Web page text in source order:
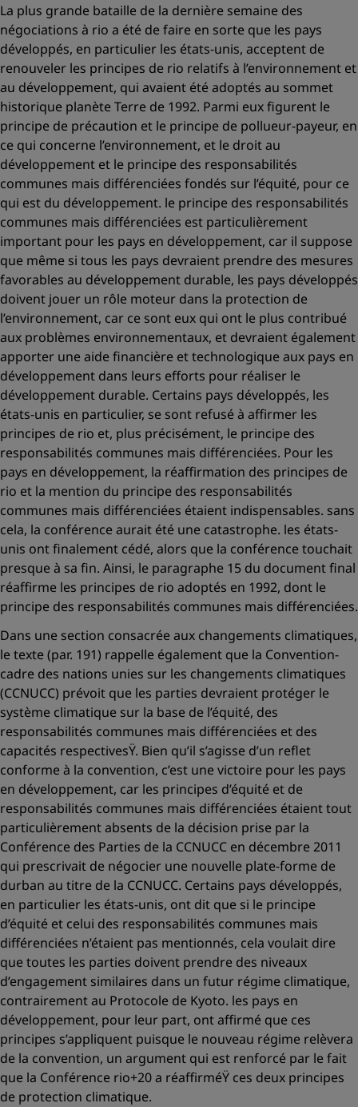
La plus grande bataille de la dernière semaine des
négociations à rio a été de faire en sorte que les pays
développés, en particulier les états-unis, acceptent de
renouveler les principes de rio relatifs à l’environnement et
au développement, qui avaient été adoptés au sommet
historique planète Terre de 1992. Parmi eux figurent le
principe de précaution et le principe de pollueur-payeur, en
ce qui concerne l’environnement, et le droit au
développement et le principe des responsabilités
communes mais différenciées fondés sur l’équité, pour ce
qui est du développement. le principe des responsabilités
communes mais différenciées est particulièrement
important pour les pays en développement, car il suppose
que même si tous les pays devraient prendre des mesures
favorables au développement durable, les pays développés
doivent jouer un rôle moteur dans la protection de
l’environnement, car ce sont eux qui ont le plus contribué
aux problèmes environnementaux, et devraient également
apporter une aide financière et technologique aux pays en
développement dans leurs efforts pour réaliser le
développement durable. Certains pays développés, les
états-unis en particulier, se sont refusé à affirmer les
principes de rio et, plus précisément, le principe des
responsabilités communes mais différenciées. Pour les
pays en développement, la réaffirmation des principes de
rio et la mention du principe des responsabilités
communes mais différenciées étaient indispensables. sans
cela, la conférence aurait été une catastrophe. les états-
unis ont finalement cédé, alors que la conférence touchait
presque à sa fin. Ainsi, le paragraphe 15 du document final
réaffirme les principes de rio adoptés en 1992, dont le
principe des responsabilités communes mais différenciées.
Dans une section consacrée aux changements climatiques,
le texte (par. 191) rappelle également que la Convention-
cadre des nations unies sur les changements climatiques
(CCNUCC) prévoit que les parties devraient protéger le
système climatique sur la base de l’équité, des
responsabilités communes mais différenciées et des
capacités respectivesŸ. Bien qu’il s’agisse d’un reflet
conforme à la convention, c’est une victoire pour les pays
en développement, car les principes d’équité et de
responsabilités communes mais différenciées étaient tout
particulièrement absents de la décision prise par la
Conférence des Parties de la CCNUCC en décembre 2011
qui prescrivait de négocier une nouvelle plate-forme de
durban au titre de la CCNUCC. Certains pays développés,
en particulier les états-unis, ont dit que si le principe
d’équité et celui des responsabilités communes mais
différenciées n’étaient pas mentionnés, cela voulait dire
que toutes les parties doivent prendre des niveaux
d’engagement similaires dans un futur régime climatique,
contrairement au Protocole de Kyoto. les pays en
développement, pour leur part, ont affirmé que ces
principes s’appliquent puisque le nouveau régime relèvera
de la convention, un argument qui est renforcé par le fait
que la Conférence rio+20 a réaffirméŸ ces deux principes
de protection climatique.